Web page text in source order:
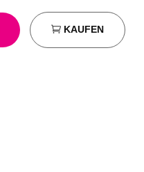
KAUFEN